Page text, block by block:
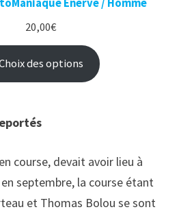
Énervé / Homme
20,00€
des options
course, devait avoir lieu à
septembre, la course étant
et Thomas Bolou se sont